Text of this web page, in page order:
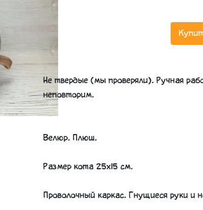
Не твердые (мы проверяли). Ручная
неповторим.
Велюр. Плюш.
Размер кота 25х15 см.
Проволочный каркас. Гнущиеся руки и